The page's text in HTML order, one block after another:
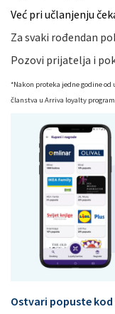
Već pri učlanjenju
Za svaki rođendan
Pozovi prijatelja i
*Nakon proteka jedne godine
članstva u Arriva loyalty
Ostvari popuste